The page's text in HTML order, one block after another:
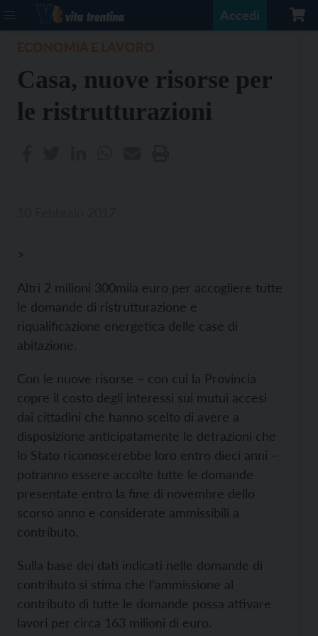
Accedi
Casa, nuove risorse per
le ristrutturazioni
>
Altri 2 milioni 300mila euro per accogliere tutte
le domande di ristrutturazione e
riqualificazione energetica delle case di
abitazione.
Con le nuove risorse – con cui la Provincia
copre il costo degli interessi sui mutui accesi
dai cittadini che hanno scelto di avere a
disposizione anticipatamente le detrazioni che
lo Stato riconoscerebbe loro entro dieci anni –
potranno essere accolte tutte le domande
presentate entro la fine di novembre dello
scorso anno e considerate ammissibili a
contributo.
Sulla base dei dati indicati nelle domande di
contributo si stima che l’ammissione al
contributo di tutte le domande possa attivare
lavori per circa 163 milioni di euro.